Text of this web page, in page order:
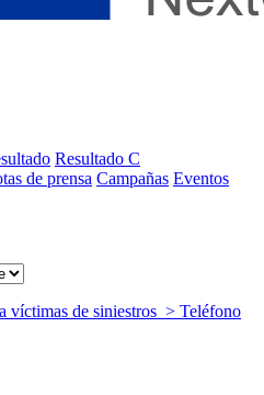
Resultado C
de prensa Campañas Eventos
víctimas de siniestros > Teléfono